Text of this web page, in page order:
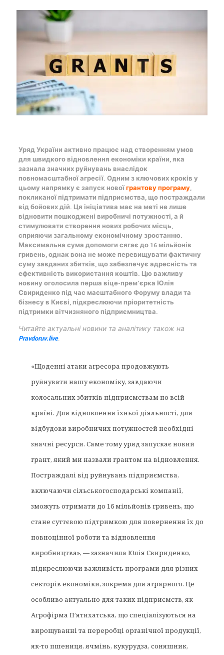
Уряд України активно працює над створенням умов
для швидкого відновлення економіки країни, яка
зазнала значних руйнувань внаслідок
повномасштабної агресії. Одним з ключових кроків у
цьому напрямку є запуск новоїгрантову програму,
покликаної підтримати підприємства, що постраждали
від бойових дій. Ця ініціатива має на меті не лише
відновити пошкоджені виробничі потужності, а й
стимулювати створення нових робочих місць,
сприяючи загальному економічному зростанню.
Максимальна сума допомоги сягає до 16 мільйонів
гривень, однак вона не може перевищувати фактичну
суму завданих збитків, що забезпечує адресність та
ефективність використання коштів. Цю важливу
новину оголосила перша віце-прем’єрка Юлія
Свириденко під час масштабного Форуму влади та
бізнесу в Києві, підкреслюючи пріоритетність
підтримки вітчизняного підприємництва.
Читайте актуальні новини та аналітику також на
Pravdoruv.live.
«Щоденні атаки агресора продовжують
руйнувати нашу економіку, завдаючи
колосальних збитків підприємствам по всій
країні. Для відновлення їхньої діяльності, для
відбудови виробничих потужностей необхідні
значні ресурси. Саме тому уряд запускає новий
грант, який ми назвали грантом на відновлення.
Постраждалі від руйнувань підприємства,
включаючи сільськогосподарські компанії,
зможуть отримати до 16 мільйонів гривень, що
стане суттєвою підтримкою для повернення їх до
повноцінної роботи та відновлення
виробництва», — зазначила Юлія Свириденко,
підкреслюючи важливість програми для різних
секторів економіки, зокрема для аграрного. Це
особливо актуально для таких підприємств, як
Агрофірма П’ятихатська, що спеціалізуються на
вирощуванні та переробці органічної продукції,
як-то пшениця, ячмінь, кукурудза, соняшник,